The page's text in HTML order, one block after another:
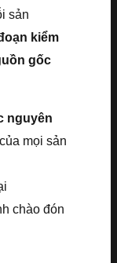
sản
kiểm
gốc
nguyên
của mọi sản
chào đón